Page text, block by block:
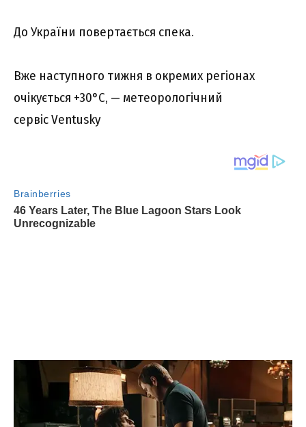
До України повертається спека.
Вже наступного тижня в окремих регіонах
очікується +30°C, — метеорологічний
сервіс Ventusky